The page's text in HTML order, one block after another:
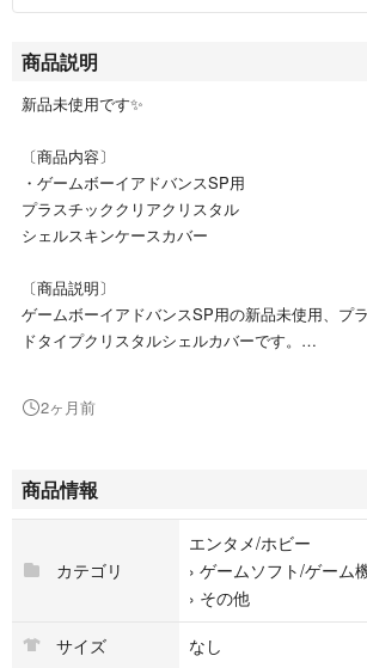
商品説明
新品未使用です✨
〔商品内容〕
・ゲームボーイアドバンスSP用
プラスチッククリアクリスタル
シェルスキンケースカバー
〔商品説明〕
ゲームボーイアドバンスSP用の新品未使用、プ
ドタイプクリスタルシェルカバーです。
簡単ラクマパックにて配送いたします。
お値下げ不可となります。
コメントなし即購入大歓迎です♪
⤵︎ ︎から他の商品も検索出来ますので
良ろしければご覧ください✨
2ヶ月前
商品情報
カテゴリ
エンタメ/ホビー
› ゲームソフト/ゲーム
› その他
サイズ
なし